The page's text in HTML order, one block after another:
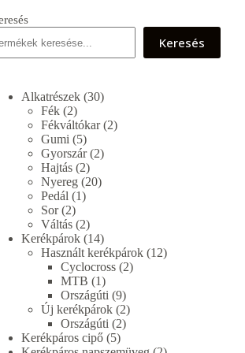
Keresés
Alkatrészek 3030
Fék 22
termék
Fékváltókar 22
Gumi 55
termék
Gyorszár 22
Hajtás 22
termék
Nyereg 2020
Pedál 11
Sor 22
termék
Váltás 22
termék
Kerékpárok 1414
termék
Használt kerékpárok 1212
Cyclocross 22
MTB 11
termék
Országúti 99
termék
Új kerékpárok 22
termék
Országúti 22
Kerékpáros cipő 55